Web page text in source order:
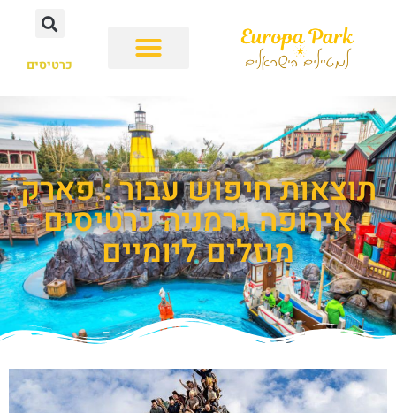
כרטיסים
תוצאות חיפוש עבור : פארק
אירופה גרמניה כרטיסים
מוזלים ליומיים